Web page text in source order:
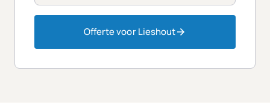
Offerte voor Lieshout